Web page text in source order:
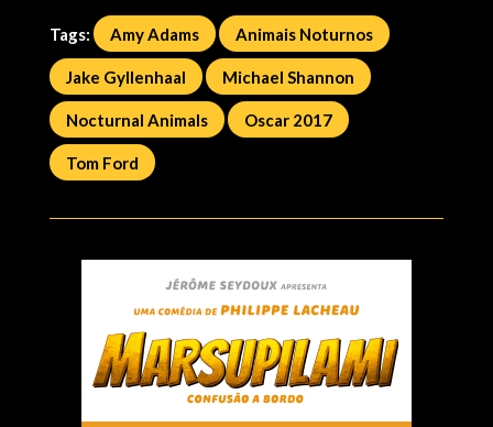
Tags: Amy Adams Animais Noturnos
Jake Gyllenhaal Michael Shannon
Nocturnal Animals Oscar 2017
Tom Ford